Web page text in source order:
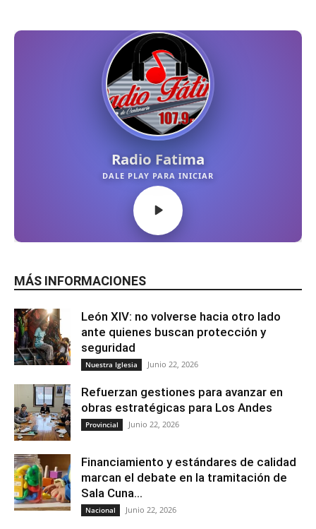
MÁS INFORMACIONES
León XIV: no volverse hacia otro lado
ante quienes buscan protección y
seguridad
Nuestra Iglesia Junio 22, 2026
Refuerzan gestiones para avanzar en
obras estratégicas para Los Andes
Provincial Junio 22, 2026
Financiamiento y estándares de calidad
marcan el debate en la tramitación de
Sala Cuna...
Nacional Junio 22, 2026